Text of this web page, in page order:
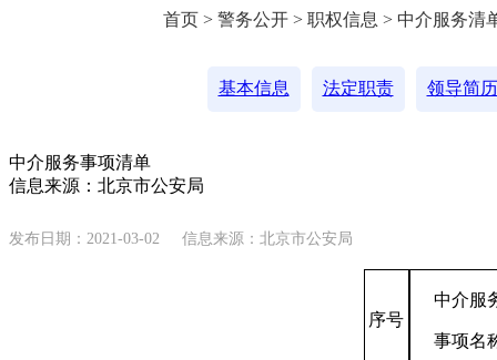
首页 > 警务公开 > 职权信息 > 中介服务清
基本信息 法定职责 领导简历
中介服务事项清单
信息来源：北京市公安局
发布日期：2021-03-02 信息来源：北京市公安局
序号
中介服
事项名